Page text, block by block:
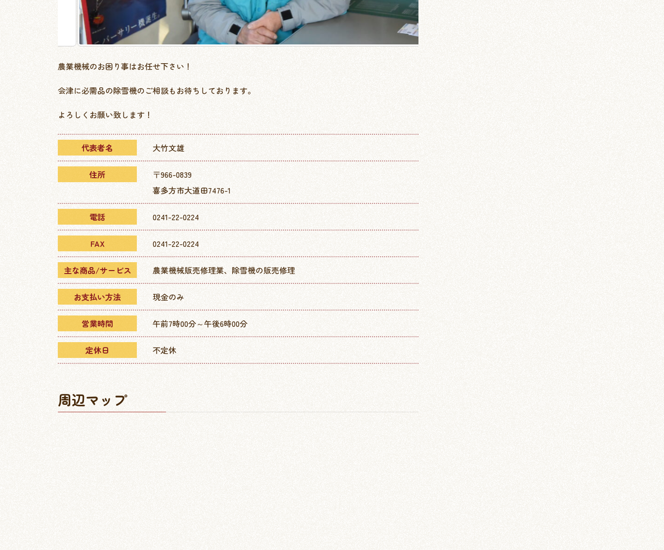
農業機械のお困り事はお任せ下さい！
会津に必需品の除雪機のご相談もお待ちしております。
よろしくお願い致します！
代表者名 大竹文雄
住所
〒966-0839
喜多方市大道田7476-1
電話 0241-22-0224
FAX 0241-22-0224
主な商品/サービス 農業機械販売修理業、除雪機の販売修理
お支払い方法 現金のみ
営業時間 午前7時00分～午後6時00分
定休日 不定休
周辺マップ